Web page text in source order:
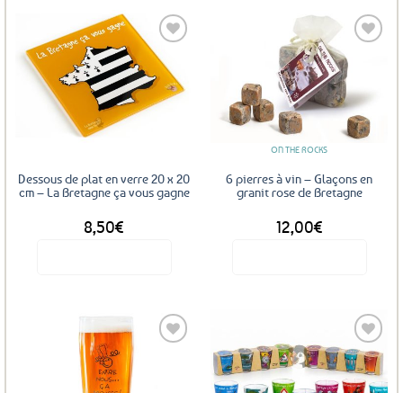
Ajouter
aux
favoris
Dessous de plat en verre 20 x 20
cm – La Bretagne ça vous gagne
8,50€
Ajouter
aux
favoris
ON THE ROCKS
6 pierres à vin – Glaçons en
granit rose de Bretagne
12,00€
Ajouter